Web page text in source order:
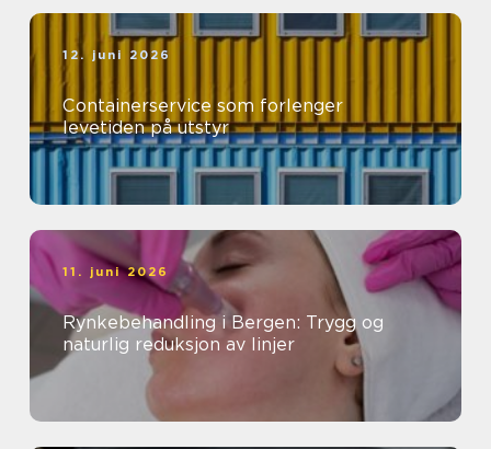
12. juni 2026
Containerservice som forlenger
levetiden på utstyr
11. juni 2026
Rynkebehandling i Bergen: Trygg og
naturlig reduksjon av linjer